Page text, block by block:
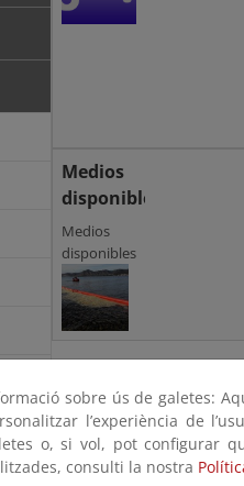
Medios
disponibles
Medios
disponibles
"Todos tienen el derecho
poderes públicos velarán
sobre ús de galetes:
l’experiència de
o, si vol, pot configurar
consulti la nostra